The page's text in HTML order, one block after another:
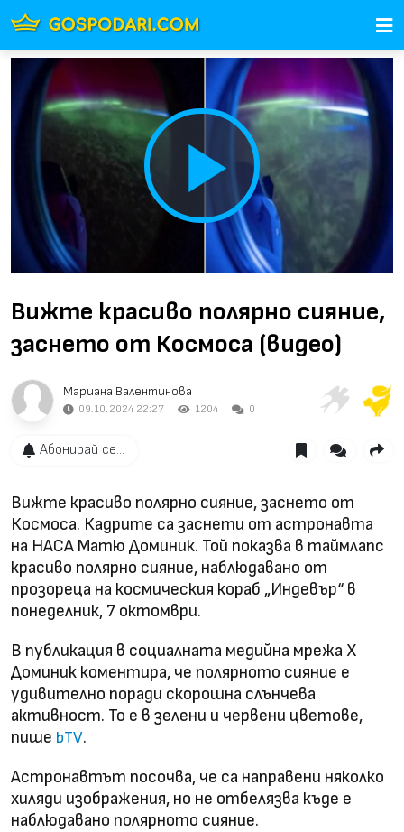
Play
Video
Вижте красиво полярно сияние,
заснето от Космоса (видео)
Мариана Валентинова
09.10.2024 22:27 1204 0
Абонирай се...
Вижте красиво полярно сияние, заснето от
Космоса. Кадрите са заснети от астронавта
на НАСА Матю Доминик. Той показва в таймлапс
красиво полярно сияние, наблюдавано от
прозореца на космическия кораб „Индевър“ в
понеделник, 7 октомври.
В публикация в социалната медийна мрежа X
Доминик коментира, че полярното сияние е
удивително поради скорошна слънчева
активност. То е в зелени и червени цветове,
пише bTV.
Астронавтът посочва, че са направени няколко
хиляди изображения, но не отбелязва къде е
наблюдавано полярното сияние.